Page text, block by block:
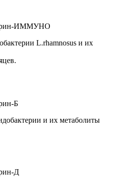
ИММУНО
L.rhamnosus и их
Б
и их метаболиты
Д